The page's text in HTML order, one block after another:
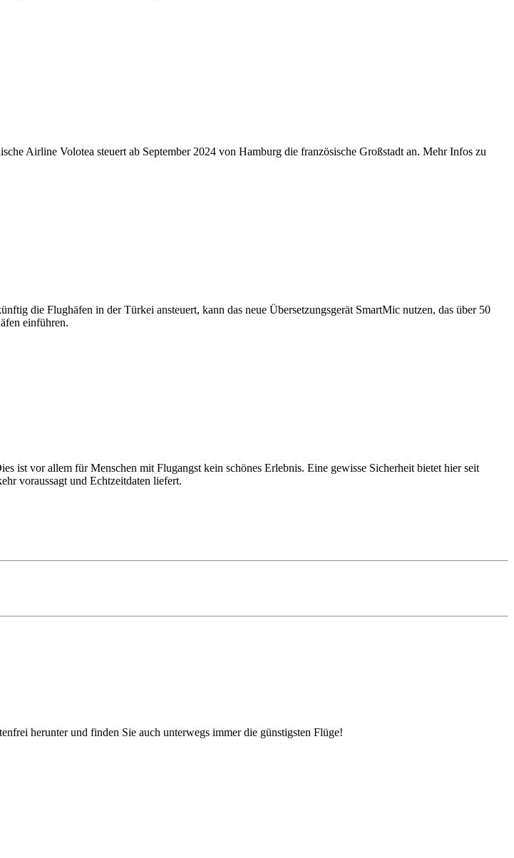
Airline Volotea steuert ab September 2024 von Hamburg die französische Großstadt an. Mehr Infos zu
die Flughäfen in der Türkei ansteuert, kann das neue Übersetzungsgerät SmartMic nutzen, das über 50
einführen.
ist vor allem für Menschen mit Flugangst kein schönes Erlebnis. Eine gewisse Sicherheit bietet hier seit
voraussagt und Echtzeitdaten liefert.
herunter und finden Sie auch unterwegs immer die günstigsten Flüge!